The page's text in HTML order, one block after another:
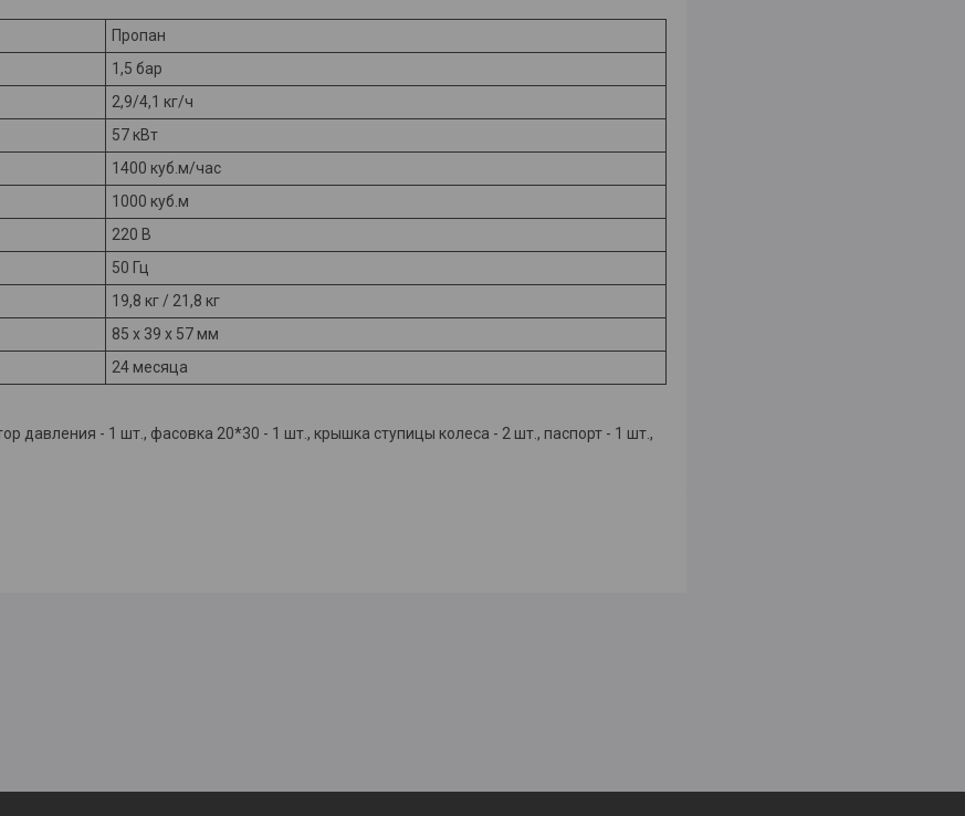
Пропан
1,5 бар
2,9/4,1 кг/ч
57 кВт
1400 куб.м/час
1000 куб.м
220 В
50 Гц
19,8 кг / 21,8 кг
85 x 39 x 57 мм
24 месяца
давления - 1 шт., фасовка 20*30 - 1 шт., крышка ступицы колеса - 2 шт., паспорт - 1 шт.,